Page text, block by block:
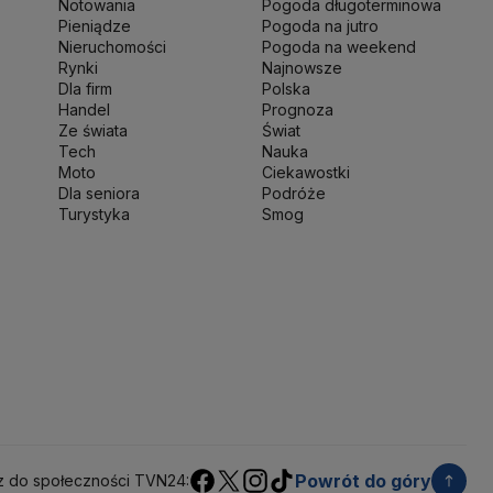
FinansówMinisterstwo Klimatu i Środowiska
Spraw ZagranicznychMoskwa
ZdrowiaNASA
Nord Stream 2
PentagonPiotr Gliński PKB PolskiPKO BP
Prezes NBP Adam Glapiński
Prezydent RP
Ryszard Petru
terytorialnySędziowie
PolskaSztuczna inteligencja
Notowania
Pieniądze
Nieruchomości
Rynki
Dla firm
Handel
Ze świata
Tech
Moto
Dla seniora
Turystyka
Pogoda długoterminowa
Pogoda na jutro
Pogoda na weekend
Najnowsze
Polska
Prognoza
Świat
Nauka
Ciekawostki
Podróże
Smog
do społeczności TVN24: Powrót do góry